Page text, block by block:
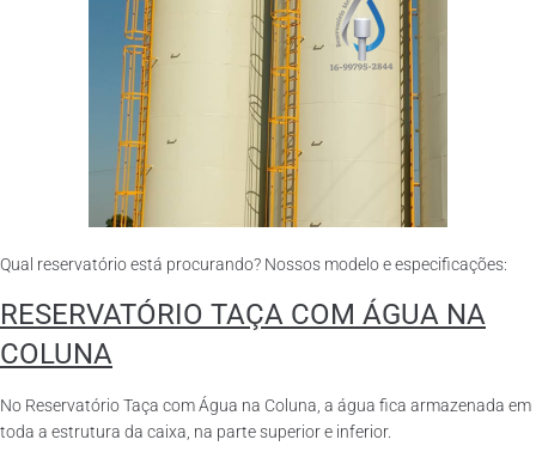
Qual reservatório está procurando? Nossos modelo e especificações:
RESERVATÓRIO TAÇA COM ÁGUA NA
COLUNA
No Reservatório Taça com Água na Coluna, a água fica armazenada em
toda a estrutura da caixa, na parte superior e inferior.